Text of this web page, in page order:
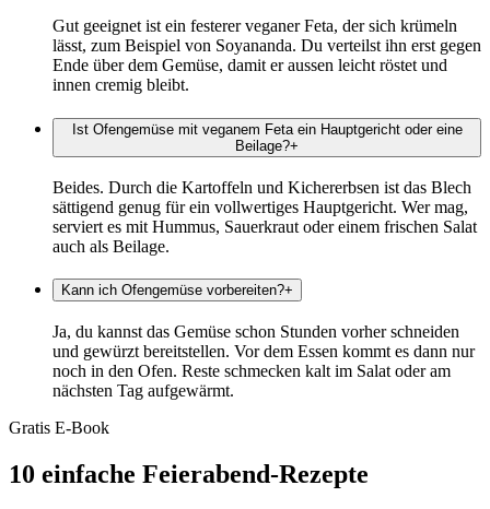
Gut geeignet ist ein festerer veganer Feta, der sich krümeln
lässt, zum Beispiel von Soyananda. Du verteilst ihn erst gegen
Ende über dem Gemüse, damit er aussen leicht röstet und
innen cremig bleibt.
Ist Ofengemüse mit veganem Feta ein Hauptgericht oder eine
Beilage?+
Beides. Durch die Kartoffeln und Kichererbsen ist das Blech
sättigend genug für ein vollwertiges Hauptgericht. Wer mag,
serviert es mit Hummus, Sauerkraut oder einem frischen Salat
auch als Beilage.
Kann ich Ofengemüse vorbereiten?+
Ja, du kannst das Gemüse schon Stunden vorher schneiden
und gewürzt bereitstellen. Vor dem Essen kommt es dann nur
noch in den Ofen. Reste schmecken kalt im Salat oder am
nächsten Tag aufgewärmt.
Gratis E-Book
10 einfache Feierabend-Rezepte